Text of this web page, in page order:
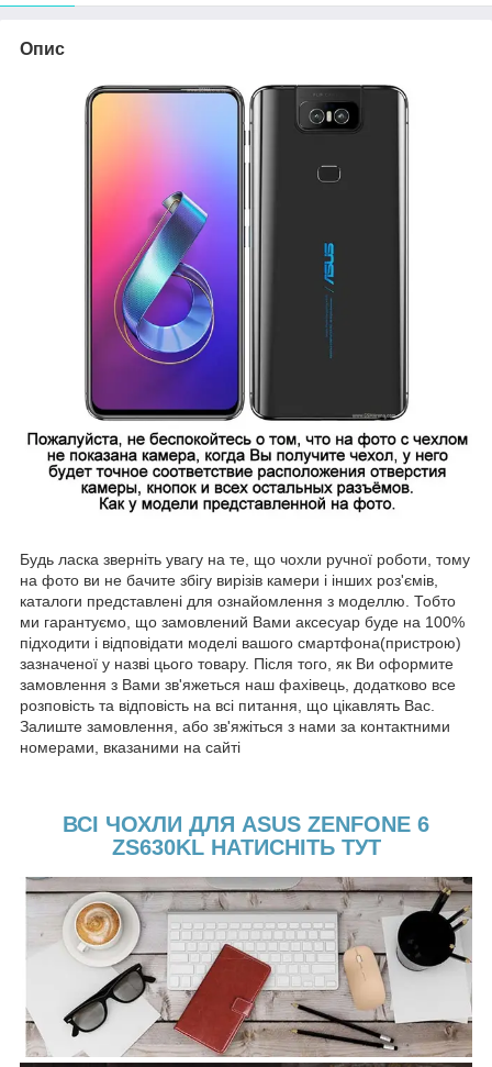
Опис
Будь ласка зверніть увагу на те, що чохли ручної роботи, тому
на фото ви не бачите збігу вирізів камери і інших роз'ємів,
каталоги представлені для ознайомлення з моделлю. Тобто
ми гарантуємо, що замовлений Вами аксесуар буде на 100%
підходити і відповідати моделі вашого смартфона(пристрою)
зазначеної у назві цього товару. Після того, як Ви оформите
замовлення з Вами зв'яжеться наш фахівець, додатково все
розповість та відповість на всі питання, що цікавлять Вас.
Залиште замовлення, або зв'яжіться з нами за контактними
номерами, вказаними на сайті
ВСІ ЧОХЛИ ДЛЯ ASUS ZENFONE 6
ZS630KL НАТИСНІТЬ ТУТ